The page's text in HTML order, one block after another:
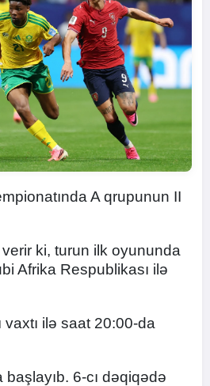
A qrupunun II
ki, turun ilk oyununda
Afrika Respublikası ilə
ilə saat 20:00-da
6-cı dəqiqədə